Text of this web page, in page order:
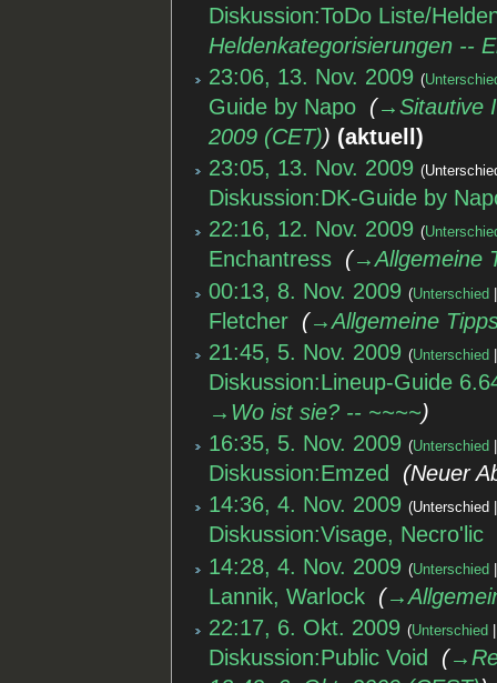
Diskussion:ToDo Liste/
Heldenkategorisierungen --
23:06, 13. Nov. 2009
Guide by Napo
→‎Sitautive
2009 (CET)
aktuell
23:05, 13. Nov. 2009
Diskussion:DK-Guide by
22:16, 12. Nov. 2009
Enchantress
→‎Allgemeine
00:13, 8. Nov. 2009
Unterschied
Fletcher
→‎Allgemeine
21:45, 5. Nov. 2009
Unterschied
Diskussion:Lineup-Guide
→‎Wo ist sie? -- ~~~~
16:35, 5. Nov. 2009
Unterschied
Diskussion:Emzed
Neuer
14:36, 4. Nov. 2009
Unterschied
Diskussion:Visage, Necro'lic
14:28, 4. Nov. 2009
Unterschied
Lannik, Warlock
22:17, 6. Okt. 2009
Unterschied
Diskussion:Public Void